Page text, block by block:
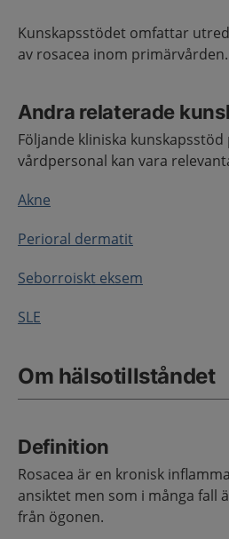
Kunskapsstödet omfattar
av rosacea inom primärvården.
Andra relaterade
Följande kliniska kunskapsstöd
vårdpersonal kan vara
Akne
Perioral dermatit
Seborroiskt eksem
SLE
Om hälsotillståndet
Definition
Rosacea är en kronisk
ansiktet men som i många fall
från ögonen.